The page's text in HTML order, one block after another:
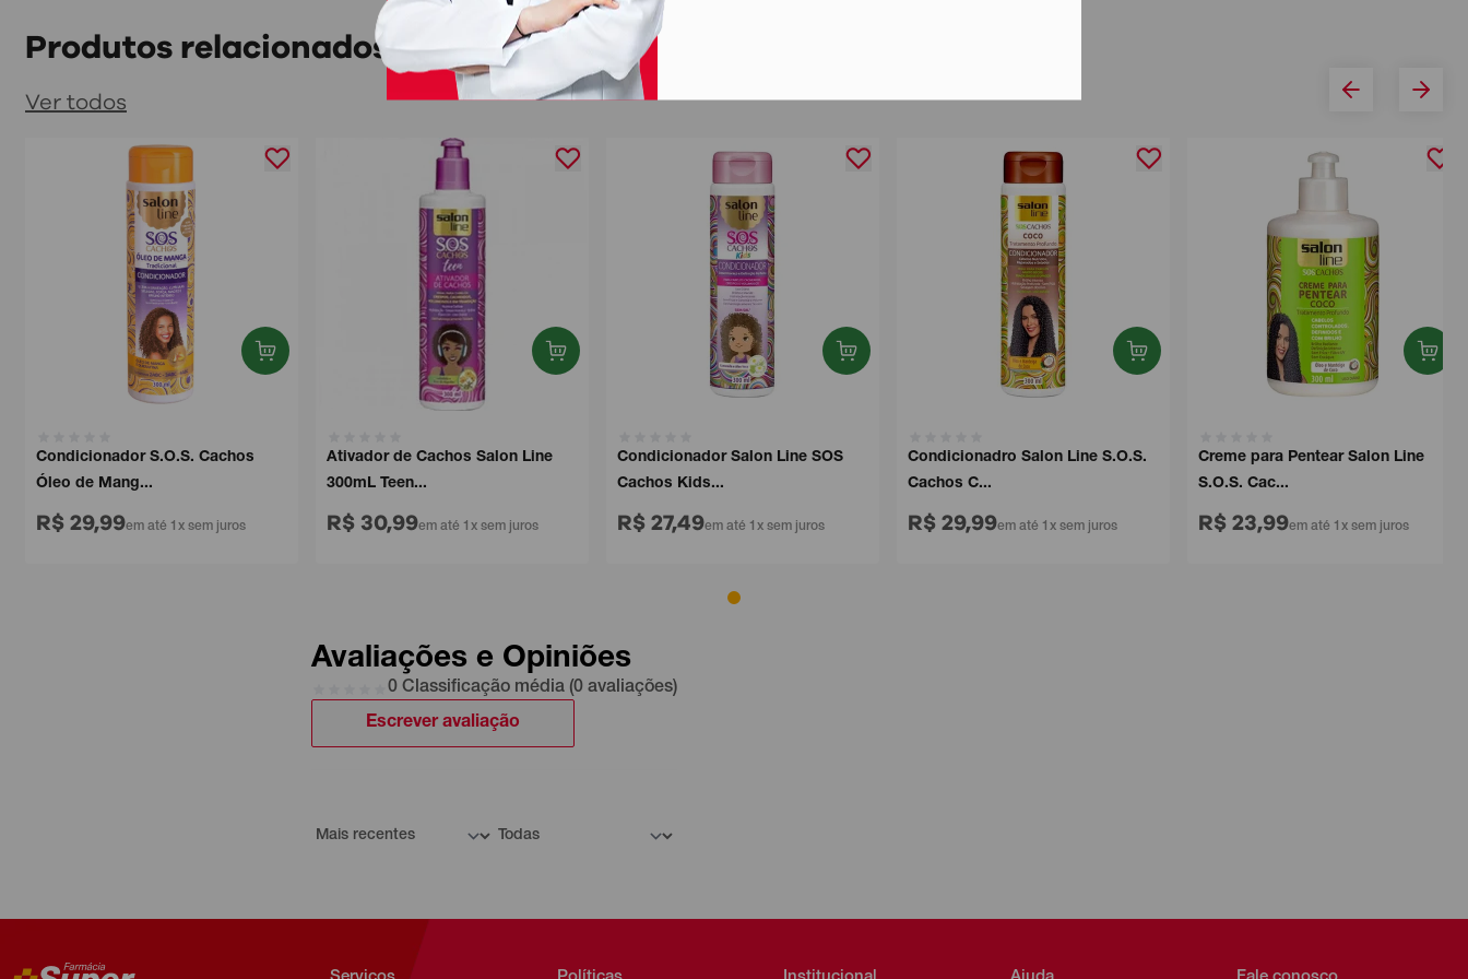
Produtos relacionados
Ver todos
Condicionador S.O.S. Cachos
Óleo de Mang...
R$ 29,99em até 1x sem juros
Ativador de Cachos Salon Line
300mL Teen...
R$ 30,99em até 1x sem juros
Condicionador Salon Line SOS
Cachos Kids...
R$ 27,49em até 1x sem juros
Condicionadro Salon Line S.O.S.
Cachos C...
R$ 29,99em até 1x sem juros
Creme para Pentear Salon Line
S.O.S. Cac...
R$ 23,99em até 1x sem juros
Avaliações e Opiniões
0 Classificação média (0 avaliações)
Escrever avaliação